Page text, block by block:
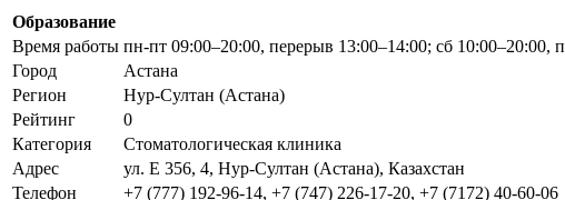
Образование
Время работы пн-пт 09:00–20:00, перерыв 13:00–14:00; сб 10:00–20:00,
Город
Астана
Регион
Нур-Султан (Астана)
Рейтинг
0
Категория
Стоматологическая клиника
Адрес
ул. Е 356, 4, Нур-Султан (Астана), Казахстан
Телефон
+7 (777) 192-96-14, +7 (747) 226-17-20, +7 (7172) 40-60-06